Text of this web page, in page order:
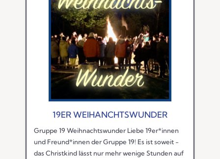
19ER WEIHANCHTSWUNDER
Gruppe 19 Weihnachtswunder Liebe 19er*innen
und Freund*innen der Gruppe 19! Es ist soweit -
das Christkind lässt nur mehr wenige Stunden auf